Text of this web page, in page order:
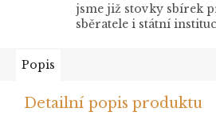
jsme již stovky sbírek
sběratele i státní
Popis
Detailní popis produktu